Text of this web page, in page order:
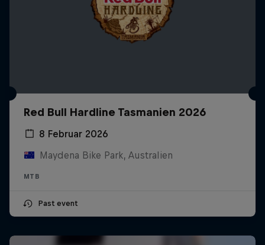
Red Bull Hardline Tasmanien 2026
8 Februar 2026
Maydena Bike Park, Australien
MTB
Past event